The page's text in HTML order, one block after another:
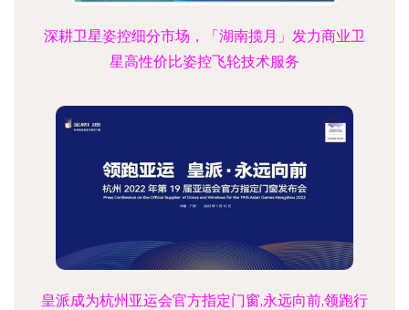
深耕卫星姿控细分市场，「湖南揽月」发力商业卫
星高性价比姿控飞轮技术服务
皇派成为杭州亚运会官方指定门窗,永远向前,领跑行